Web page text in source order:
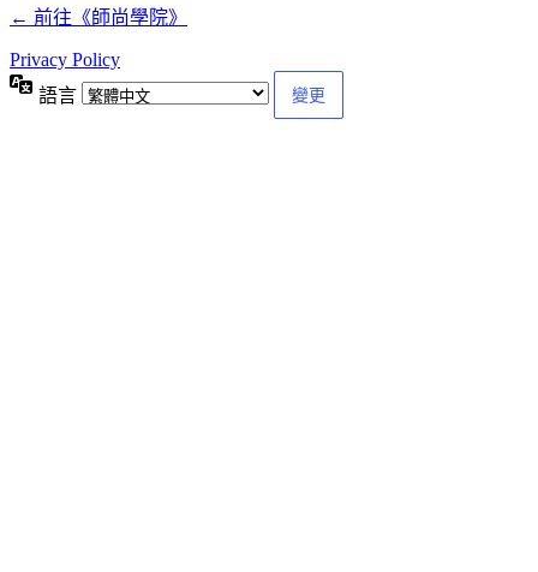
← 前往《師尚學院》
Privacy Policy
語言